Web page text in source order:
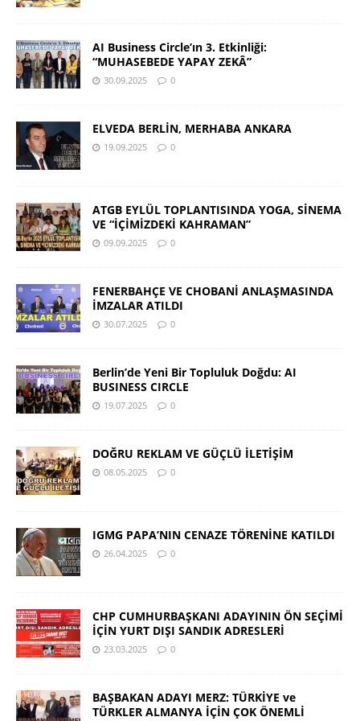
AI Business Circle’ın 3. Etkinliği:
“MUHASEBEDE YAPAY ZEKÂ”
30.09.2025 0
ELVEDA BERLİN, MERHABA ANKARA
19.09.2025 0
ATGB EYLÜL TOPLANTISINDA YOGA, SİNEMA
VE “İÇİMİZDEKİ KAHRAMAN”
09.09.2025 0
FENERBAHÇE VE CHOBANİ ANLAŞMASINDA
İMZALAR ATILDI
30.07.2025 0
Berlin’de Yeni Bir Topluluk Doğdu: AI
BUSINESS CIRCLE
19.07.2025 0
DOĞRU REKLAM VE GÜÇLÜ İLETİŞİM
08.05.2025 0
IGMG PAPA’NIN CENAZE TÖRENİNE KATILDI
26.04.2025 0
CHP CUMHURBAŞKANI ADAYININ ÖN SEÇİMİ
İÇİN YURT DIŞI SANDIK ADRESLERİ
23.03.2025 0
BAŞBAKAN ADAYI MERZ: TÜRKİYE ve
TÜRKLER ALMANYA İÇİN ÇOK ÖNEMLİ